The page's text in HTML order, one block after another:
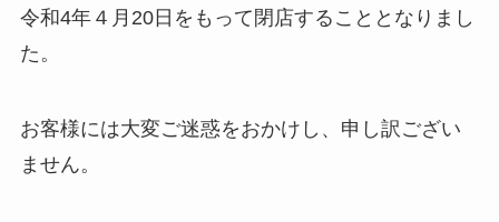
令和4年４月20日をもって閉店することとなりまし
た。
お客様には大変ご迷惑をおかけし、申し訳ござい
ません。